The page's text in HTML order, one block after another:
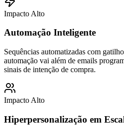
Impacto Alto
Automação Inteligente
Sequências automatizadas com
automação vai além de emails
sinais de intenção de compra.
Impacto Alto
Hiperpersonalização em